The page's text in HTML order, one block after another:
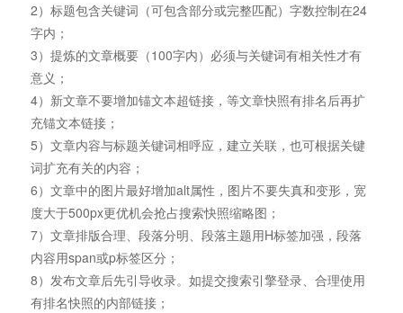
2）标题包含关键词（可包含部分或完整匹配）字数控制在24
字内；
3）提炼的文章概要（100字内）必须与关键词有相关性才有
意义；
4）新文章不要增加锚文本超链接，等文章快照有排名后再扩
充锚文本链接；
5）文章内容与标题关键词相呼应，建立关联，也可根据关键
词扩充有关的内容；
6）文章中的图片最好增加alt属性，图片不要失真和变形，宽
度大于500px更优机会抢占搜索快照缩略图；
7）文章排版合理、段落分明、段落主题用H标签加强，段落
内容用span或p标签区分；
8）发布文章后先引导收录。如提交搜索引擎登录、合理使用
有排名快照的内部链接；